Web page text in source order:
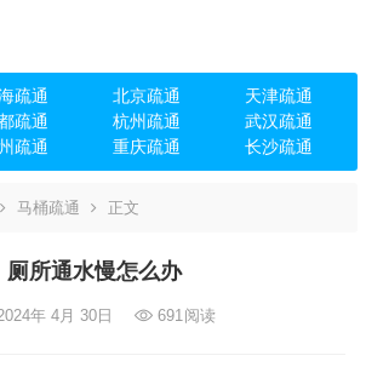
海疏通 北京疏通
天津疏通
疏通 杭州疏通
武汉疏通
疏通 重庆疏通 长沙疏通
马桶疏通 正文
厕所通水慢怎么办
年 4月 30日 691阅读